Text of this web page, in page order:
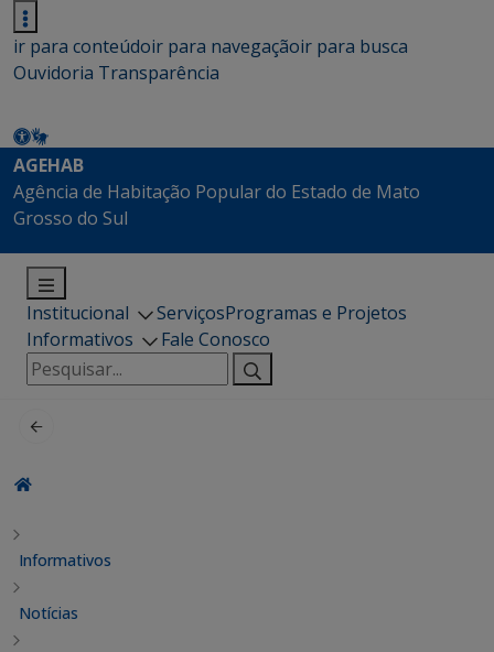
ir para conteúdoir para navegaçãoir para busca
Ouvidoria Transparência
AGEHAB
Agência de Habitação Popular do Estado de Mato
Grosso do Sul
Institucional ServiçosProgramas e Projetos
Informativos
Fale Conosco
Pesquisar
por:
Informativos
Notícias